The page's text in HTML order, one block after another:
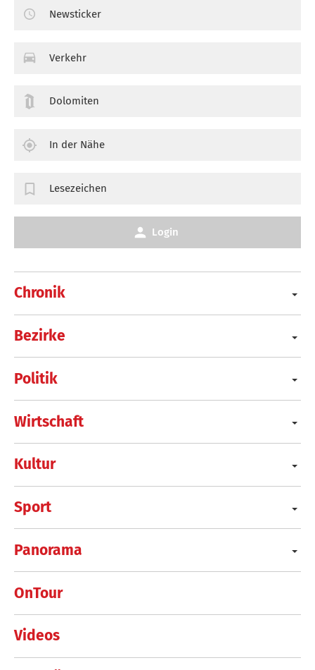
Chronik
Bezirke
Politik
Wirtschaft
Kultur
Sport
Panorama
OnTour
Videos
Newsticker
Verkehr
Dolomiten
In der Nähe
Lesezeichen
Login